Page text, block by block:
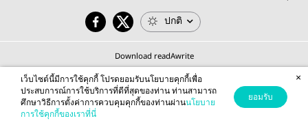
ปกติ
Download readAwrite
© 2026 readAwrite.com by MEB Corporation Public Company Limited
This site is protected by reCAPTCHA and the Google
เว็บไซต์นี้มีการใช้คุกกี้ โปรดยอมรับนโยบายคุกกี้เพื่อ
ประสบการณ์การใช้บริการที่ดีที่สุดของท่าน ท่านสามารถ
ศึกษาวิธีการตั้งค่าการควบคุมคุกกี้ของท่านผ่านนโยบาย
การใช้คุกกี้ของเราที่นี่
ยอมรับ
×